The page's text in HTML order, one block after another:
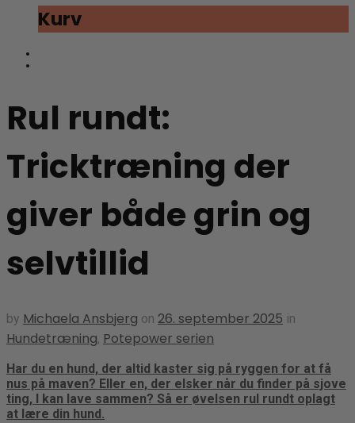
Kurv
Rul rundt:
Tricktræning der
giver både grin og
selvtillid
by Michaela Ansbjerg on 26. september 2025 in
Hundetræning, Potepower serien
Har du en hund, der altid kaster sig på ryggen for at få
nus på maven? Eller en, der elsker når du finder på sjove
ting, I kan lave sammen? Så er øvelsen rul rundt oplagt
at lære din hund.